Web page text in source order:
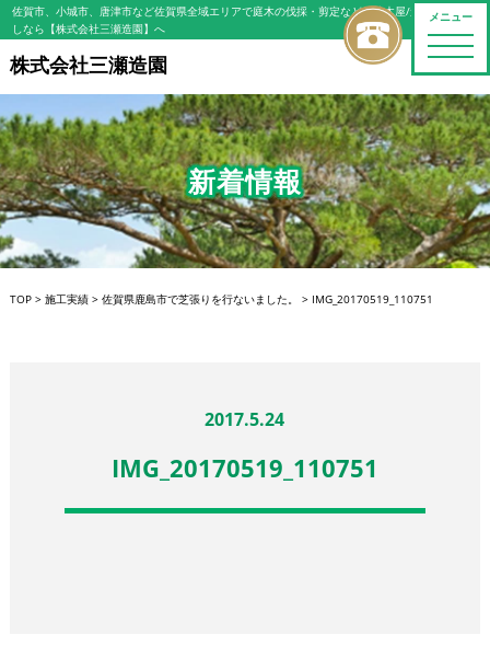
メニュー
toggle
佐賀市、小城市、唐津市など佐賀県全域エリアで庭木の伐採・剪定などの植木屋/造園屋をお探
しなら【株式会社三瀬造園】へ
株式会社三瀬造園
新着情報
TOP> 施工実績> 佐賀県鹿島市で芝張りを行ないました。 > IMG_20170519_110751
2017.5.24
IMG_20170519_110751